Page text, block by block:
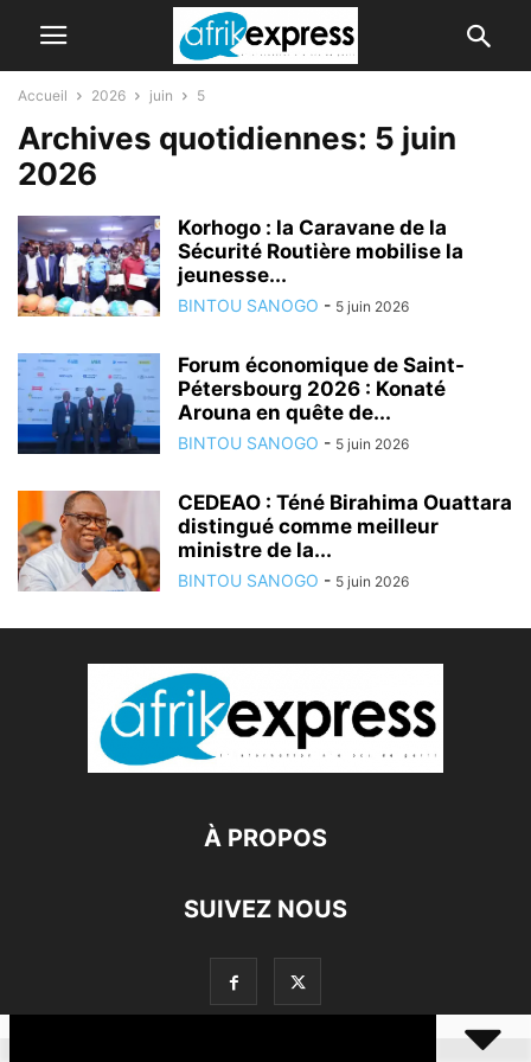
Accueil 2026 juin 5
Archives quotidiennes: 5 juin
2026
Korhogo : la Caravane de la
Sécurité Routière mobilise la
jeunesse...
BINTOU SANOGO - 5 juin 2026
Forum économique de Saint-
Pétersbourg 2026 : Konaté
Arouna en quête de...
BINTOU SANOGO - 5 juin 2026
CEDEAO : Téné Birahima Ouattara
distingué comme meilleur
ministre de la...
BINTOU SANOGO - 5 juin 2026
À PROPOS
SUIVEZ NOUS